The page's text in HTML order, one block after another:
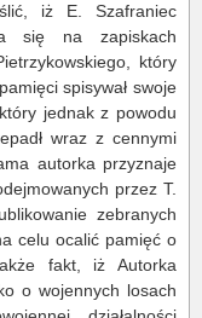
iż E. Szafraniec
się na zapiskach
który
spisywał swoje
jednak z powodu
wraz z cennymi
autorka przyznaje
przez T.
zebranych
celu ocalić pamięć o
fakt, iż Autorka
o wojennych losach